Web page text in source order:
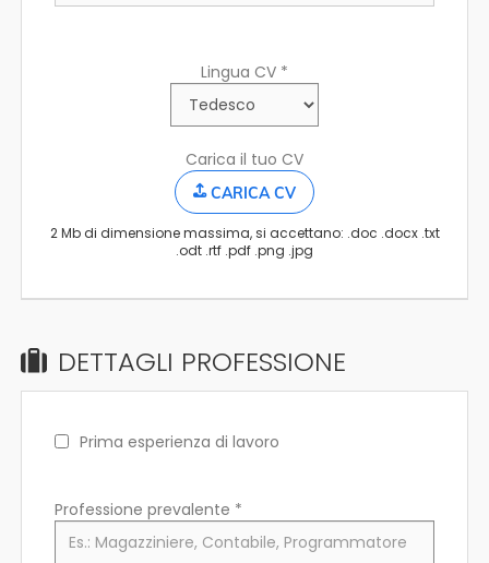
Lingua CV *
Carica il tuo CV
CARICA CV
2 Mb di dimensione massima, si accettano: .doc .docx .txt
.odt .rtf .pdf .png .jpg
DETTAGLI PROFESSIONE
Prima esperienza di lavoro
Professione prevalente *